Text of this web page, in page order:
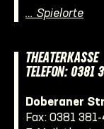
… Spielorte
THEATERKASSE
TELEFON: 0381
Doberaner
Fax: 0381